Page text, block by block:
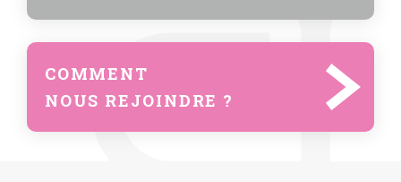
COMMENT
NOUS REJOINDRE ?